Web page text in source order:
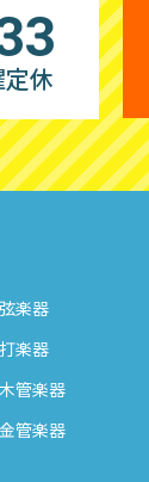
休
弦楽器
打楽器
木管楽器
金管楽器